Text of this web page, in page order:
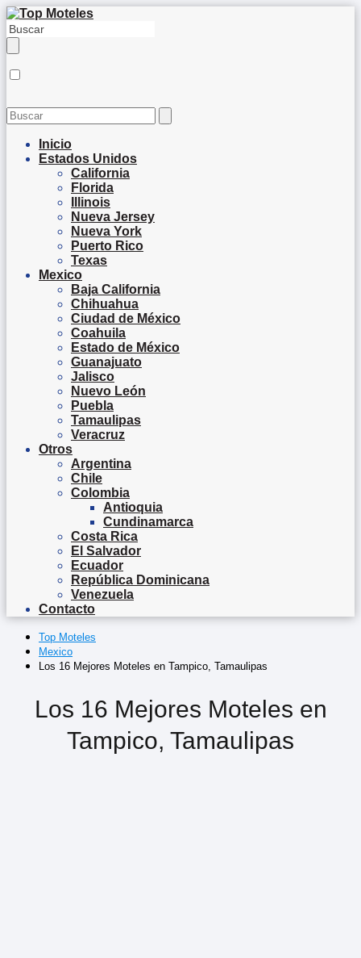
Inicio
Estados Unidos
California
Florida
Illinois
Nueva Jersey
Nueva York
Puerto Rico
Texas
Mexico
Baja California
Chihuahua
Ciudad de México
Coahuila
Estado de México
Guanajuato
Jalisco
Nuevo León
Puebla
Tamaulipas
Veracruz
Otros
Argentina
Chile
Colombia
Antioquia
Cundinamarca
Costa Rica
El Salvador
Ecuador
República Dominicana
Venezuela
Contacto
Top Moteles
Mexico
Los 16 Mejores Moteles en Tampico, Tamaulipas
Los 16 Mejores Moteles en
Tampico, Tamaulipas